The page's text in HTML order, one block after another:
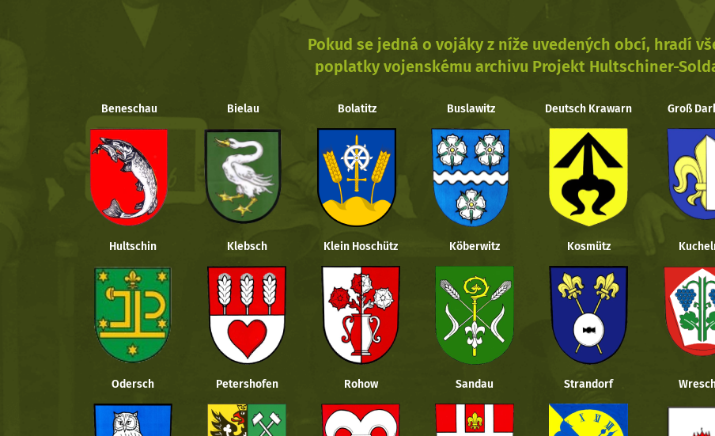
Pokud se jedná o vojáky z níže uvedených obcí, hradí
poplatky vojenskému archivu Projekt Hultschiner-
Beneschau Bielau Bolatitz Buslawitz Deutsch Krawarn Groß
Hultschin Klebsch Klein Hoschütz Köberwitz Kosmütz
Odersch Petershofen Rohow Sandau Strandorf